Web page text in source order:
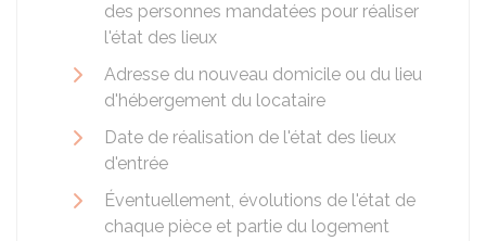
des personnes mandatées pour réaliser
l'état des lieux
Adresse du nouveau domicile ou du lieu
d'hébergement du locataire
Date de réalisation de l'état des lieux
d'entrée
Éventuellement, évolutions de l'état de
chaque pièce et partie du logement